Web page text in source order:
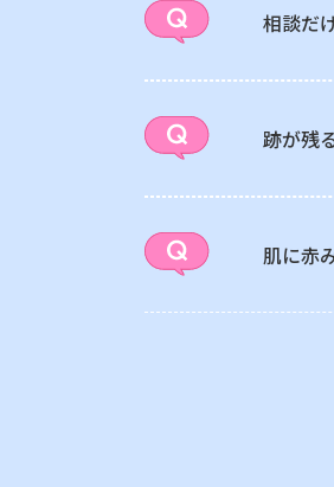
相談だ
跡が残
肌に赤